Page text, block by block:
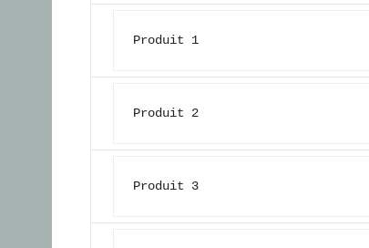
Produit 1
Produit 2
Produit 3